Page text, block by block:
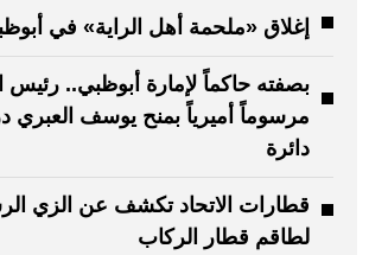
إغلاق «ملحمة أهل الراية» في
بصفته حاكماً لإمارة أبوظبي.. رئيس
مرسوماً أميرياً بمنح يوسف العبري
دائرة
قطارات الاتحاد تكشف عن الزي
لطاقم قطار الركاب